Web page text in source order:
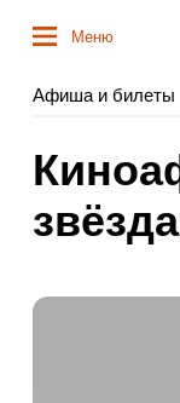
Меню
Афиша и билеты